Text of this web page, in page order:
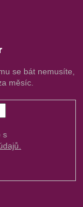
se bát nemusíte,
měsíc.